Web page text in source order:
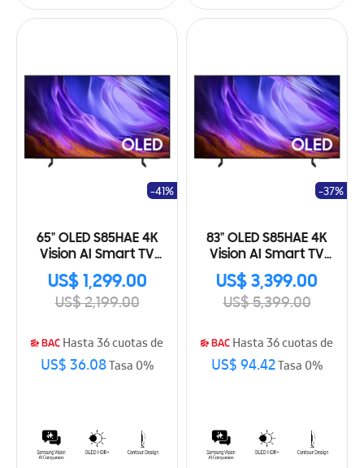
65" OLED S85HAE 4K
Vision AI Smart TV
(2026)
US$ 1,299.00
US$ 2,199.00
-41%
Hasta 36 cuotas de
US$ 36.08Tasa 0%
83" OLED S85HAE 4K
Vision AI Smart TV
(2026)
US$ 3,399.00
US$ 5,399.00
-37%
Hasta 36 cuotas de
US$ 94.42Tasa 0%